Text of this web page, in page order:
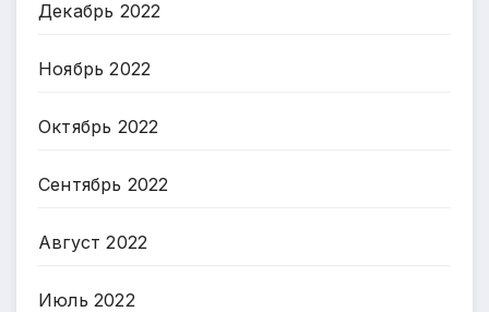
Декабрь 2022
Ноябрь 2022
Октябрь 2022
Сентябрь 2022
Август 2022
Июль 2022